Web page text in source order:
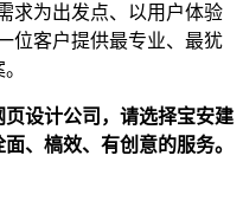
求为出发点、以用户体验
位客户提供最专业、最犹
设计公司，请选择宝安建
、槁效、有创意的服务。